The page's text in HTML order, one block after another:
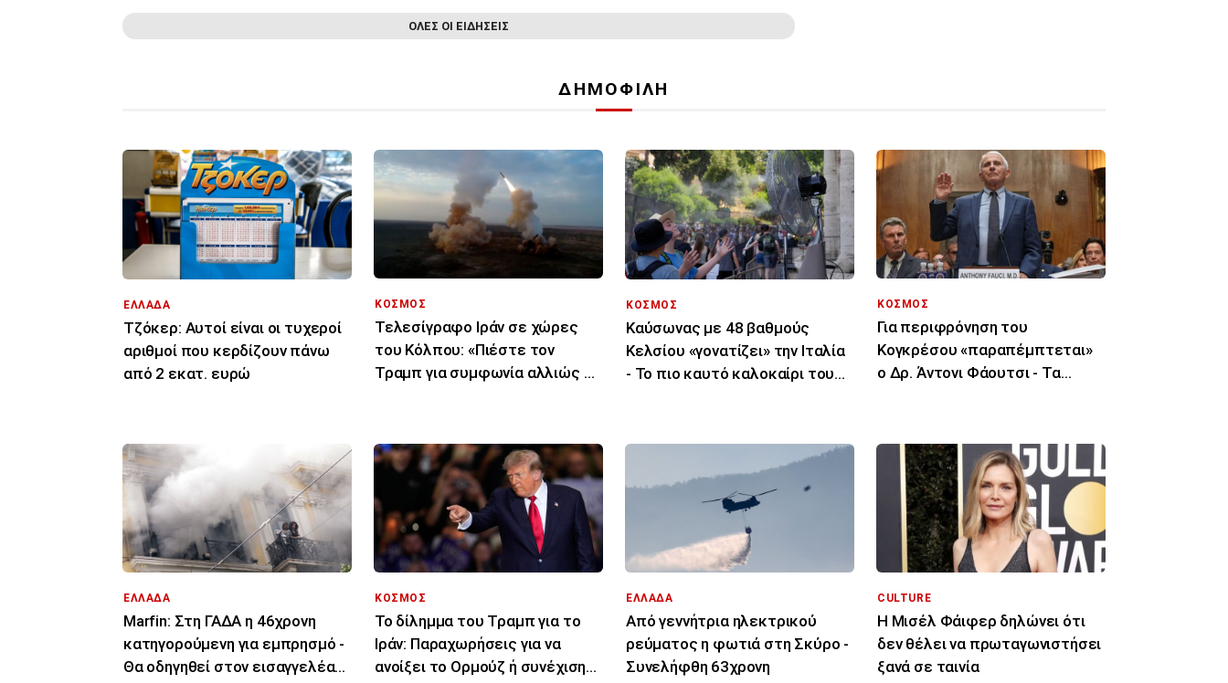
ΟΛΕΣ ΟΙ ΕΙΔΗΣΕΙΣ
ΔΗΜΟΦΙΛΗ
ΕΛΛΑΔΑ
Τζόκερ: Αυτοί είναι οι τυχεροί
αριθμοί που κερδίζουν πάνω
από 2 εκατ. ευρώ
ΚΟΣΜΟΣ
Τελεσίγραφο Ιράν σε χώρες
του Κόλπου: «Πιέστε τον
Τραμπ για συμφωνία αλλιώς θα
ΚΟΣΜΟΣ
Καύσωνας με 48 βαθμούς
Κελσίου «γονατίζει» την Ιταλία
- Το πιο καυτό καλοκαίρι του
ΚΟΣΜΟΣ
Για περιφρόνηση του
Κογκρέσου «παραπέμπτεται»
ο Δρ. Άντονι Φάουτσι - Τα
ΕΛΛΑΔΑ
Marfin: Στη ΓΑΔΑ η 46χρονη
κατηγορούμενη για εμπρησμό -
Θα οδηγηθεί στον εισαγγελέα
ΚΟΣΜΟΣ
Το δίλημμα του Τραμπ για το
Ιράν: Παραχωρήσεις για να
ανοίξει το Ορμούζ ή συνέχιση
ΕΛΛΑΔΑ
Από γεννήτρια ηλεκτρικού
ρεύματος η φωτιά στη Σκύρο -
Συνελήφθη 63χρονη
CULTURE
Η Μισέλ Φάιφερ δηλώνει ότι
δεν θέλει να πρωταγωνιστήσει
ξανά σε ταινία